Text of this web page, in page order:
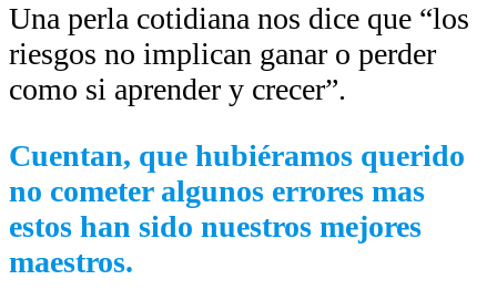
Una perla cotidiana nos dice que “los
riesgos no implican ganar o perder
como si aprender y crecer”.
Cuentan, que hubiéramos querido
no cometer algunos errores mas
estos han sido nuestros mejores
maestros.